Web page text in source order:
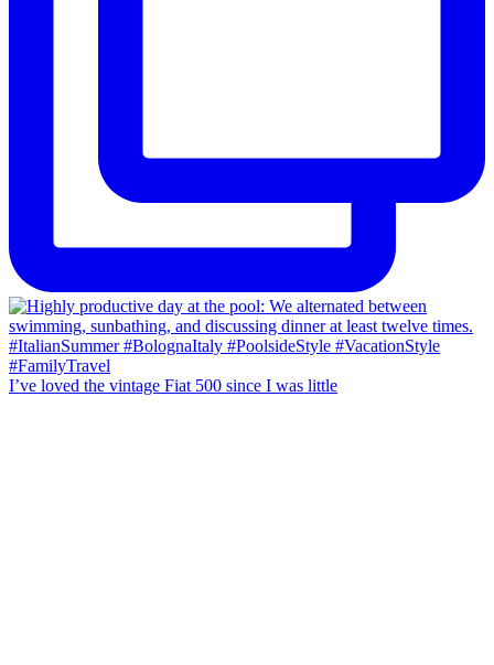
I’ve loved the vintage Fiat 500 since I was little